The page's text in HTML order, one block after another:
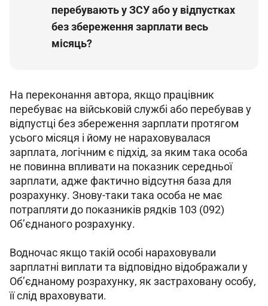
перебувають у ЗСУ або у відпустках
без збереження зарплати весь
місяць?
На переконання автора, якщо працівник
перебуває на військовій службі або перебував у
відпустці без збереження зарплати протягом
усього місяця і йому не нараховувалася
зарплата, логічним є підхід, за яким така особа
не повинна впливати на показник середньої
зарплати, адже фактично відсутня база для
розрахунку. Знову-таки така особа не має
потрапляти до показників рядків 103 (092)
Об’єднаного розрахунку.
Водночас якщо такій особі нараховували
зарплатні виплати та відповідно відображали у
Об’єднаному розрахунку, як застраховану особу,
її слід враховувати.